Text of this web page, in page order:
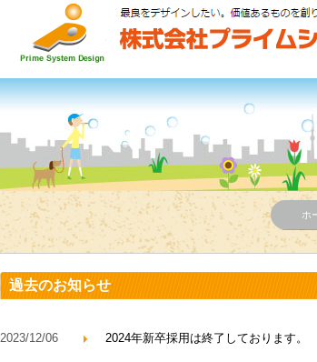
ホ
過去のお知らせ
2023/12/06 2024年新卒採用は終了しております。